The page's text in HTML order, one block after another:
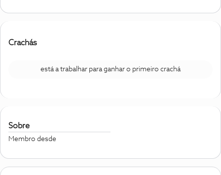
Crachás
está a trabalhar para ganhar o primeiro crachá
Sobre
Membro desde